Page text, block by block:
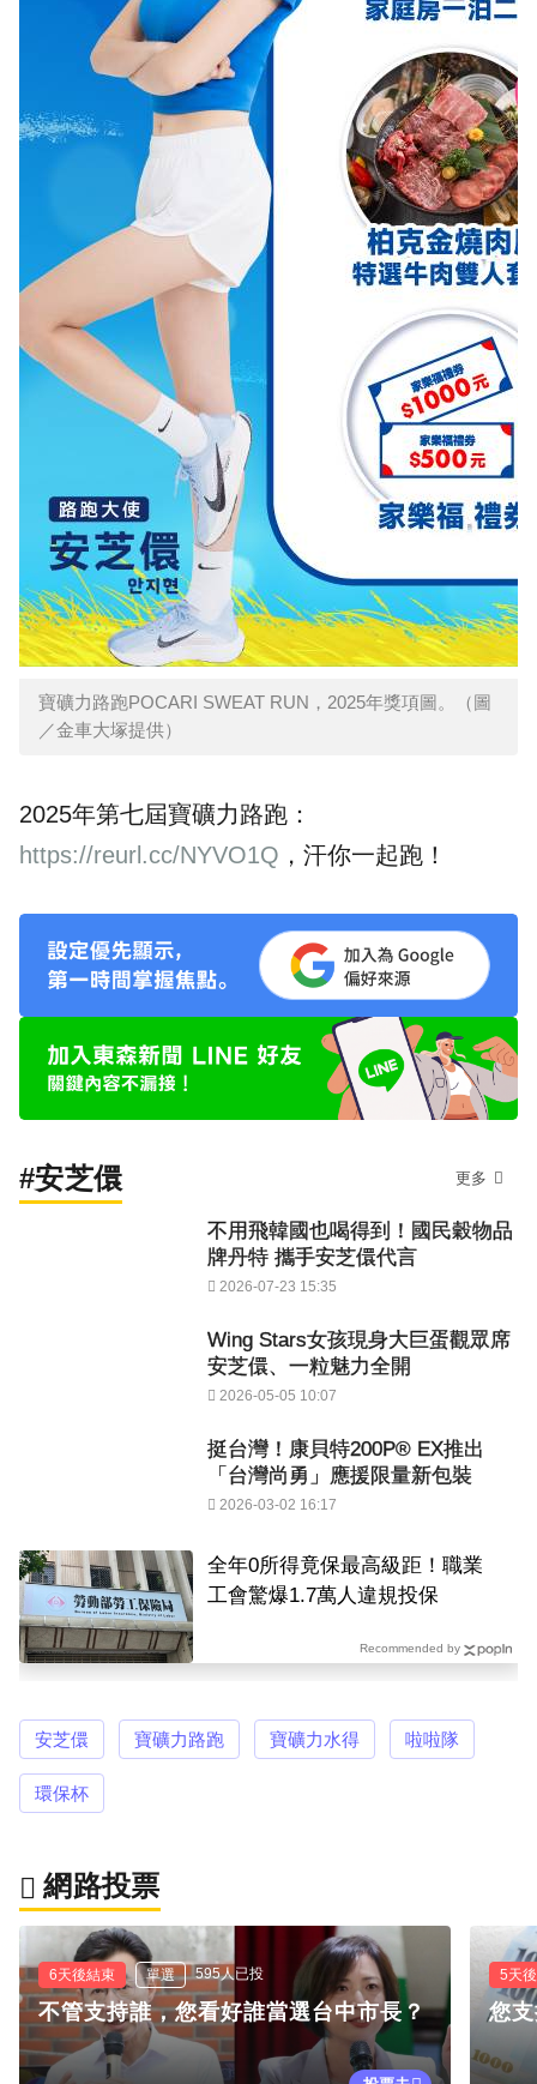
寶礦力路跑POCARI SWEAT RUN，2025年獎項圖。（圖
／金車大塚提供）
2025年第七屆寶礦力路跑：
https://reurl.cc/NYVO1Q ，汗你一起跑！
#安芝儇 更多
不用飛韓國也喝得到！國民穀物品
牌丹特 攜手安芝儇代言
2026-07-23 15:35
Wing Stars女孩現身大巨蛋觀眾席
安芝儇、一粒魅力全開
2026-05-05 10:07
挺台灣！康貝特200P® EX推出
「台灣尚勇」應援限量新包裝
2026-03-02 16:17
全年0所得竟保最高級距！職業
工會驚爆1.7萬人違規投保
Recommended by
安芝儇 寶礦力路跑 寶礦力水得 啦啦隊
環保杯
網路投票
6天後結束 單選 595人已投
不管支持誰，您看好誰當選台中市長？
5天
您